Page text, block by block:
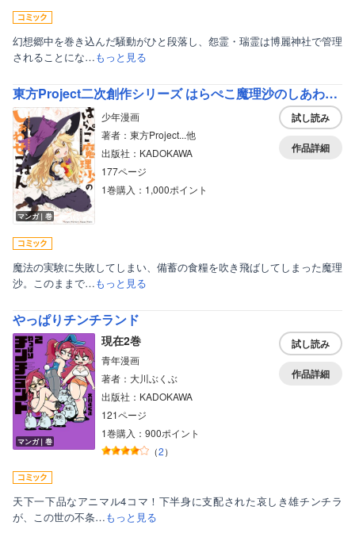
幻想郷中を巻き込んだ騒動がひと段落し、怨霊・瑞霊は博麗神社で管理
されることにな…もっと見る
東方Project二次創作シリーズ はらぺこ魔理沙のしあわせごはん
マンガ｜巻
少年漫画
著者：東方Project...他
出版社：KADOKAWA
177ページ
1巻購入：1,000ポイント
試し読み
作品詳細
魔法の実験に失敗してしまい、備蓄の食糧を吹き飛ばしてしまった魔理
沙。このままで…もっと見る
やっぱりチンチランド
マンガ｜巻
現在2巻
青年漫画
著者：大川ぶくぶ
出版社：KADOKAWA
121ページ
1巻購入：900ポイント
（2）
試し読み
作品詳細
天下一下品なアニマル4コマ！下半身に支配された哀しき雄チンチラ
が、この世の不条…もっと見る